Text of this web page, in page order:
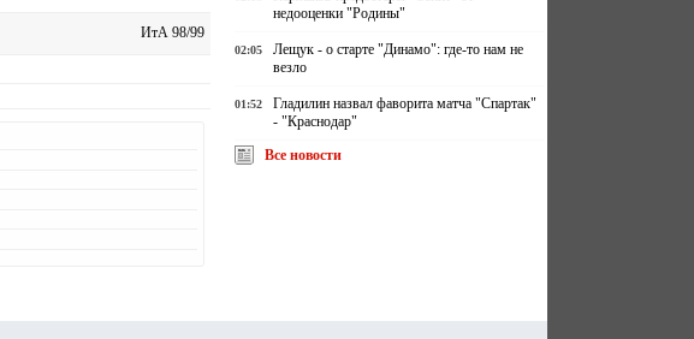
ИтА 98/99
недооценки "Родины"
02:05
Лещук - о старте "Динамо": где-то нам не
везло
01:52
Гладилин назвал фаворита матча "Спартак"
- "Краснодар"
Все новости